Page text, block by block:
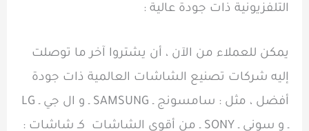
التلفزيونية ذات جودة عالية :
يمكن للعملاء من الآن ، أن يشتروا آخر ما توصلت
إليه شركات تصنيع الشاشات العالمية ذات جودة
أفضل ، مثل : سامسونج ـ SAMSUNG ـ و ال جي ـ LG
ـ و سوني ـ SONY ـ من أقوى الشاشات كـ شاشات :